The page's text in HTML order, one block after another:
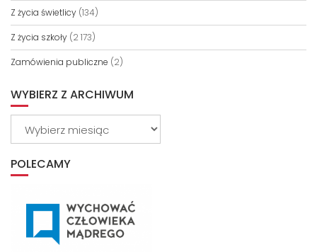
Z życia świetlicy (134)
Z życia szkoły (2 173)
Zamówienia publiczne (2)
WYBIERZ Z ARCHIWUM
POLECAMY